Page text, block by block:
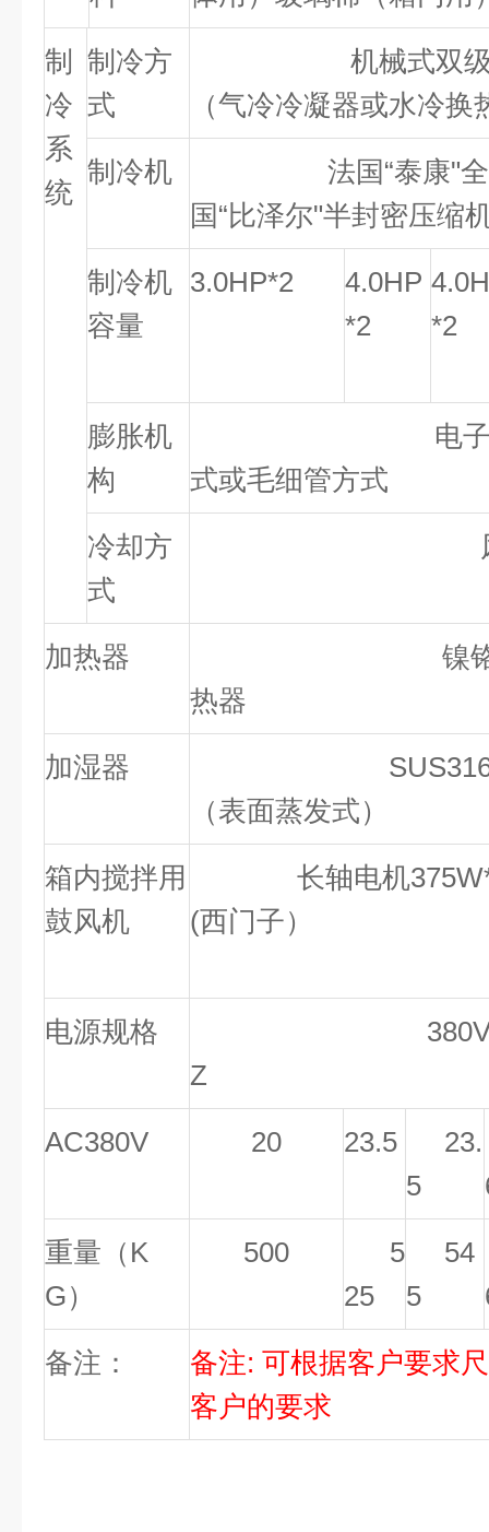
制
冷
系
统
制冷方
式
机械式双级压
（气冷冷凝器或水冷
制冷机
法国“泰康"全密
国“比泽尔"半封密压缩
制冷机
容量
3.0HP*2
4.0HP
*2
*2
膨胀机
构
电子式自动
式或毛细管方式
冷却方
式
风冷或
加热器
镍铬合金
热器
加湿器
SUS316制护
（表面蒸发式）
箱内搅拌用
鼓风机
长轴电机
(西门子）
电源规格
380V AC3 /
Z
AC380V 20 23.5
23.
5
重量（K
G）
500
5
25
54
5
备注：
备注: 可根据客户要求
客户的要求